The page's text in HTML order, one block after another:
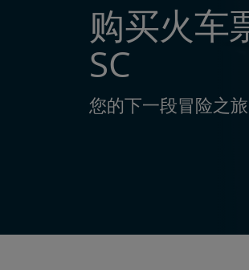
购买火车
SC
您的下一段冒险之